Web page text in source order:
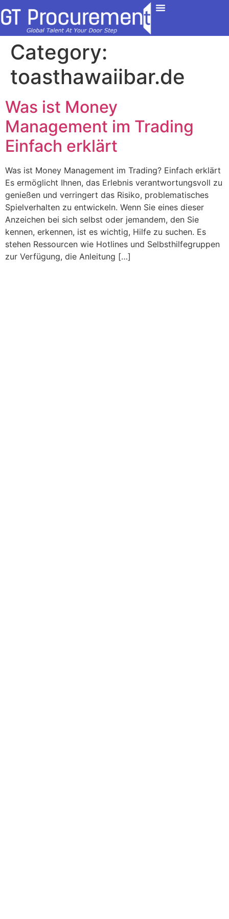
Category:
toasthawaiibar.de
Was ist Money
Management im Trading
Einfach erklärt
Was ist Money Management im Trading? Einfach erklärt
Es ermöglicht Ihnen, das Erlebnis verantwortungsvoll zu
genießen und verringert das Risiko, problematisches
Spielverhalten zu entwickeln. Wenn Sie eines dieser
Anzeichen bei sich selbst oder jemandem, den Sie
kennen, erkennen, ist es wichtig, Hilfe zu suchen. Es
stehen Ressourcen wie Hotlines und Selbsthilfegruppen
zur Verfügung, die Anleitung […]